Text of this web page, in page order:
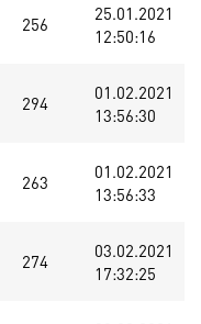
256
25.01.2021
12:50:16
294
01.02.2021
13:56:30
263
01.02.2021
13:56:33
274
03.02.2021
17:32:25